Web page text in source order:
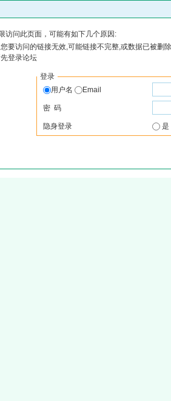
访问此页面，可能有如下几个原因:
要访问的链接无效,可能链接不完整,或数据已被删
登录论坛
登录
用户名
Email
密 码
隐身登录